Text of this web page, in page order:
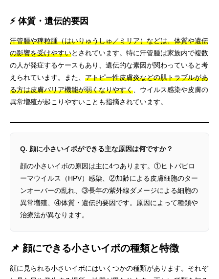
⚡ 体質・遺伝的要因
汗管腫や稗粒腫（はいりゅうしゅ／ミリア）などは、体質や遺伝
の影響を受けやすいとされています。特に汗管腫は家族内で複数
の人が発症するケースもあり、遺伝的な素因が関わっていると考
えられています。また、 アトピー性皮膚炎などの肌トラブルがあ
る方は皮膚バリア機能が弱くなりやすく 、ウイルス感染や皮膚の
異常増殖が起こりやすいことも指摘されています。
Q. 顔に小さいイボができる主な原因は何ですか？
顔の小さいイボの原因は主に4つあります。①ヒトパピロ
ーマウイルス（HPV）感染、②加齢による皮膚細胞のター
ンオーバーの乱れ、③長年の紫外線ダメージによる細胞の
異常増殖、④体質・遺伝的要因です。原因によって種類や
治療法が異なります。
📌 顔にできる小さいイボの種類と特徴
顔に見られる小さいイボにはいくつかの種類があります。それぞ